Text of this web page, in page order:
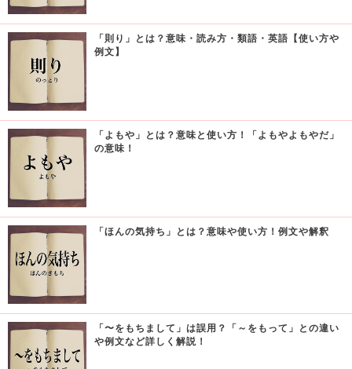
「則り」とは？意味・読み方・類語・英語【使い方や
例文】
「よもや」とは？意味と使い方！「よもやよもやだ」
の意味！
「ほんの気持ち」とは？意味や使い方！例文や解釈
「〜をもちまして」は誤用？「～をもって」との違い
や例文など詳しく解説！